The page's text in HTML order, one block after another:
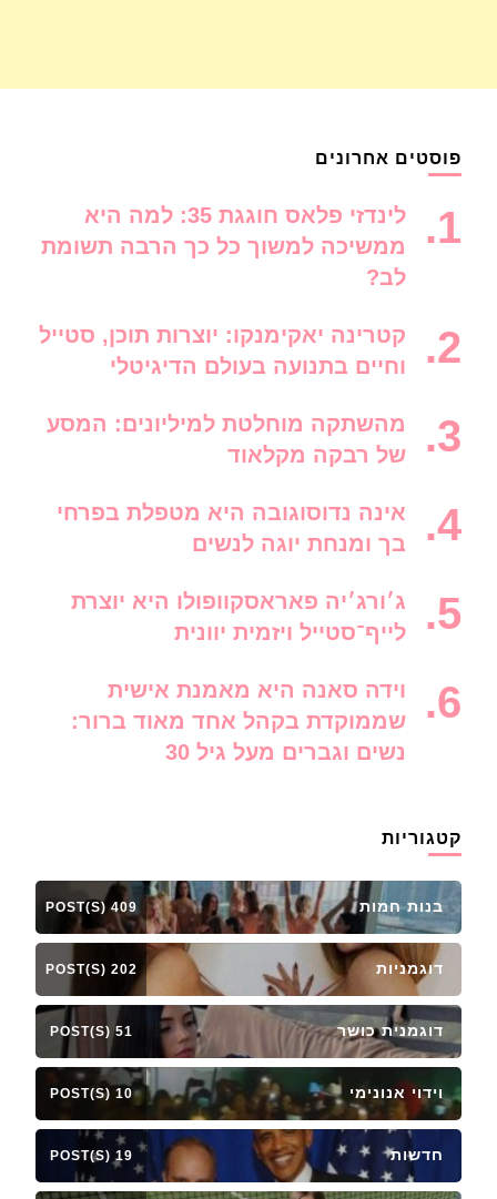
פוסטים אחרונים
לינדזי פלאס חוגגת 35: למה היא
ממשיכה למשוך כל כך הרבה תשומת
לב?
קטרינה יאקימנקו: יוצרות תוכן, סטייל
וחיים בתנועה בעולם הדיגיטלי
מהשתקה מוחלטת למיליונים: המסע
של רבקה מקלאוד
אינה נדוסוגובה היא מטפלת בפרחי
בך ומנחת יוגה לנשים
ג׳ורג׳יה פאראסקוופולו היא יוצרת
לייף־סטייל ויזמית יוונית
וידה סאנה היא מאמנת אישית
שממוקדת בקהל אחד מאוד ברור:
נשים וגברים מעל גיל 30
קטגוריות
בנות חמות 409 POST(S)
דוגמניות 202 POST(S)
דוגמנית כושר 51 POST(S)
וידוי אנונימי 10 POST(S)
חדשות 19 POST(S)